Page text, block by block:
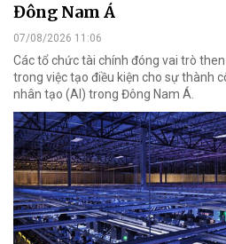
Đông Nam Á
07/08/2026 11:06
Các tổ chức tài chính đóng vai trò
trong việc tạo điều kiện cho sự thành
nhân tạo (AI) trong Đông Nam Á.